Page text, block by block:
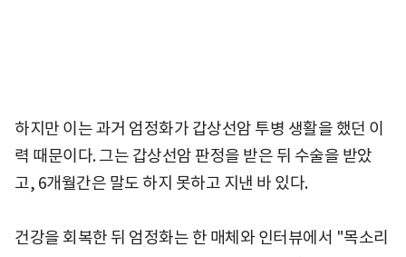
하지만 이는 과거 엄정화가 갑상선암 투병 생활을 했던 이
력 때문이다. 그는 갑상선암 판정을 받은 뒤 수술을 받았
고, 6개월간은 말도 하지 못하고 지낸 바 있다.
건강을 회복한 뒤 엄정화는 한 매체와 인터뷰에서 "목소리